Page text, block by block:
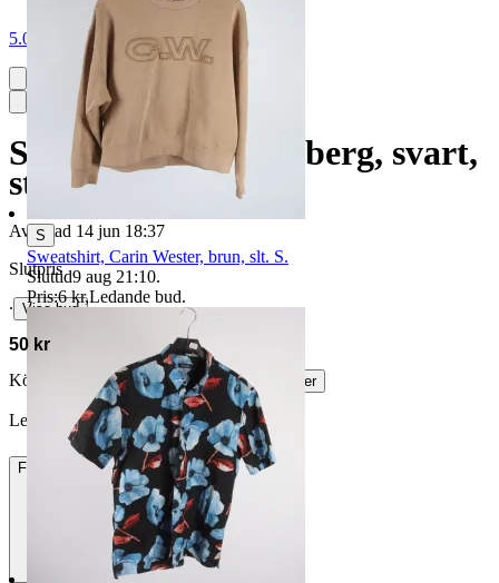
5.0
Sweatshirt, J.Lindeberg, svart,
stl. S
Avslutad 14 jun 18:37
Slutpris
∙ Visa bud
50 kr
Köparskydd är valfritt hos företag.
Läs mer
LeineLeine vann auktionen
Frakt 84 kr DSV
S
Sweatshirt, Carin Wester, brun, slt. S.
Sluttid9 aug 21:10.
Pris:6 kr,Ledande bud.